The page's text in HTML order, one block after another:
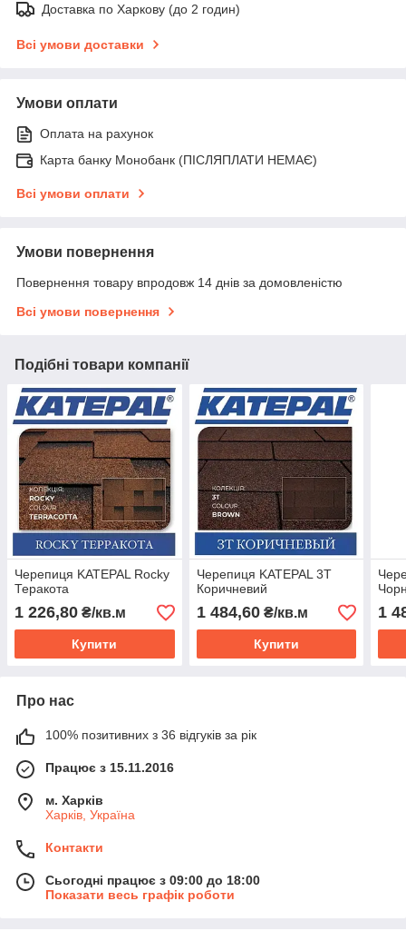
Доставка по Харкову (до 2 годин)
Всі умови доставки
Умови оплати
Оплата на рахунок
Карта банку Монобанк (ПІСЛЯПЛАТИ НЕМАЄ)
Всі умови оплати
Умови повернення
Повернення товару впродовж 14 днів за домовленістю
Всі умови повернення
Подібні товари компанії
Черепиця KATEPAL Rocky
Теракота
1 226,80 ₴/кв.м
Купити
Черепиця KATEPAL 3T
Коричневий
1 484,60₴/кв.м
Купити
1
Про нас
100% позитивних з 36 відгуків за рік
Працює з 15.11.2016
м. Харків
Харків, Україна
Контакти
Сьогодні працює з 09:00 до 18:00
Показати весь графік роботи